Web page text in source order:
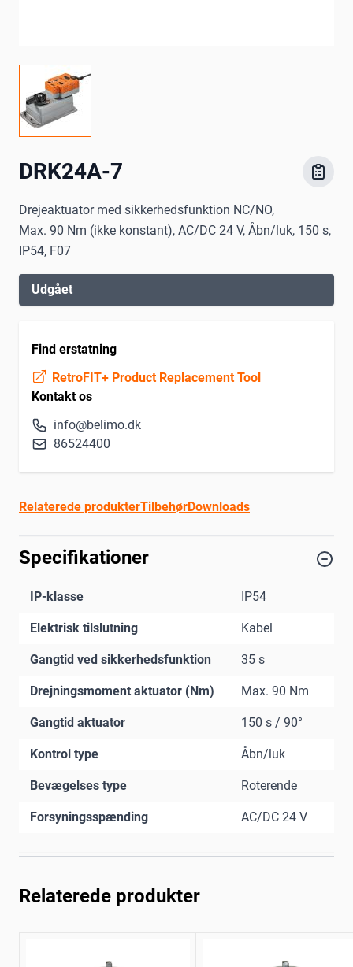
DRK24A-7
Drejeaktuator med sikkerhedsfunktion NC/NO,
Max. 90 Nm (ikke konstant), AC/DC 24 V, Åbn/luk, 150 s,
IP54, F07
Udgået
Find erstatning
RetroFIT+ Product Replacement Tool
Kontakt os
info@belimo.dk
86524400
Relaterede produkterTilbehørDownloads
Specifikationer
IP-klasse IP54
Elektrisk tilslutning Kabel
Gangtid ved sikkerhedsfunktion 35 s
Drejningsmoment aktuator (Nm) Max. 90 Nm
Gangtid aktuator 150 s / 90°
Kontrol type Åbn/luk
Bevægelses type Roterende
Forsyningsspænding AC/DC 24 V
Relaterede produkter